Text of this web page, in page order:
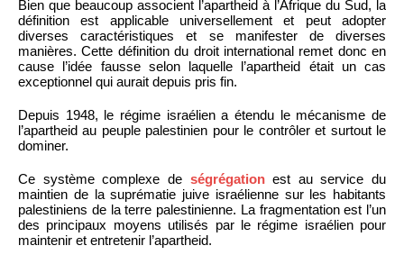
Bien que beaucoup associent l’apartheid à l’Afrique du Sud, la
définition est applicable universellement et peut adopter
diverses caractéristiques et se manifester de diverses
manières. Cette définition du droit international remet donc en
cause l’idée fausse selon laquelle l’apartheid était un cas
exceptionnel qui aurait depuis pris fin.
Depuis 1948, le régime israélien a étendu le mécanisme de
l’apartheid au peuple palestinien pour le contrôler et surtout le
dominer.
Ce système complexe de ségrégationest au service du
maintien de la suprématie juive israélienne sur les habitants
palestiniens de la terre palestinienne. La fragmentation est l’un
des principaux moyens utilisés par le régime israélien pour
maintenir et entretenir l’apartheid.